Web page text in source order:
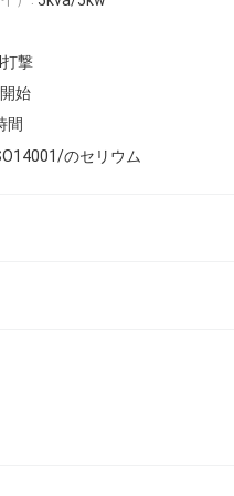
打撃
始
間
のセリウム